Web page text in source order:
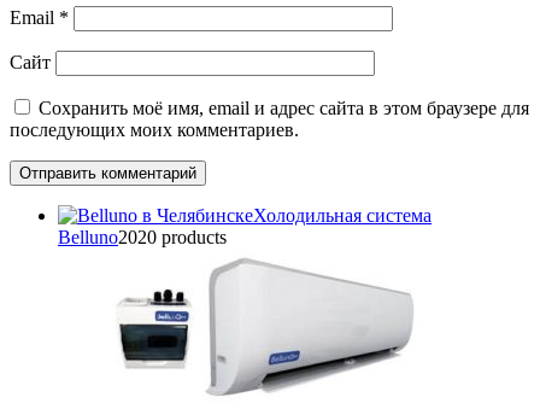
Email *
Сайт
Сохранить моё имя, email и адрес сайта в этом браузере для
последующих моих комментариев.
Холодильная система
Belluno2020 products